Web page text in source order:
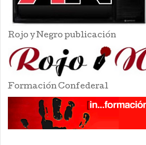
Rojo y Negro publicación
Formación Confederal